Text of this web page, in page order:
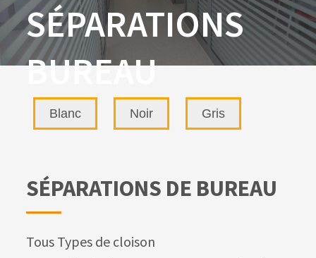
SÉPARATIONS
BUREAU
Blanc Noir Gris
SÉPARATIONS DE BUREAU
Tous Types de cloison